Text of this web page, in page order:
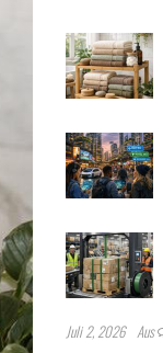
Juli 2, 2026 Aus